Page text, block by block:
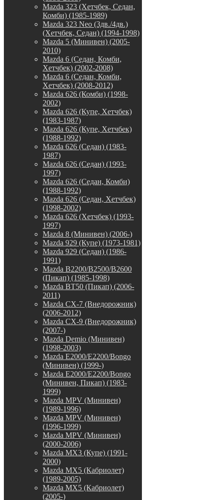
Mazda 323 (Хетчбек, Седан,
Комби) (1985-1989)
Mazda 323 Neo (3дв./4дв.)
(Хетчбек, Седан) (1994-1998)
Mazda 5 (Минивен) (2005-
2010)
Mazda 6 (Седан, Комби,
Хетчбек) (2002-2008)
Mazda 6 (Седан, Комби,
Хетчбек) (2008-2012)
Mazda 626 (Комби) (1998-
2002)
Mazda 626 (Купе, Хетчбек)
(1983-1987)
Mazda 626 (Купе, Хетчбек)
(1988-1992)
Mazda 626 (Седан) (1983-
1987)
Mazda 626 (Седан) (1993-
1997)
Mazda 626 (Седан, Комби)
(1988-1992)
Mazda 626 (Седан, Хетчбек)
(1998-2002)
Mazda 626 (Хетчбек) (1993-
1997)
Mazda 8 (Минивен) (2006-)
Mazda 929 (Купе) (1973-1981)
Mazda 929 (Седан) (1986-
1991)
Mazda B2200/B2500/B2600
(Пикап) (1985-1998)
Mazda BT50 (Пикап) (2006-
2011)
Mazda CX-7 (Внедорожник)
(2006-2012)
Mazda CX-9 (Внедорожник)
(2007-)
Mazda Demio (Минивен)
(1998-2003)
Mazda E2000/E2200/Bongo
(Минивен) (1999-)
Mazda E2000/E2200/Bongo
(Минивен, Пикап) (1983-
1999)
Mazda MPV (Минивен)
(1989-1996)
Mazda MPV (Минивен)
(1996-1999)
Mazda MPV (Минивен)
(2000-2006)
Mazda MX3 (Купе) (1991-
2000)
Mazda MX5 (Кабриолет)
(1989-2005)
Mazda MX5 (Кабриолет)
(2005-)